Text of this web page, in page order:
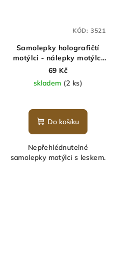
Samolepky holografičtí
motýlci - nálepky motýlci
se třpytem - 20 ks
69 Kč
skladem (2 ks)
Do košíku
Nepřehlédnutelné
samolepky motýlci s leskem.
KÓD: 3521